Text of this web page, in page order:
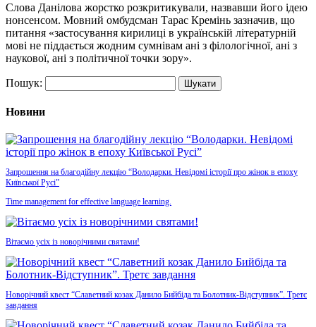
Слова Данілова жорстко розкритикували, назвавши його ідею
нонсенсом. Мовний омбудсман Тарас Кремінь зазначив, що
питання «застосування кирилиці в українській літературній
мові не піддається жодним сумнівам ані з філологічної, ані з
наукової, ані з політичної точки зору».
Пошук:
Новини
Запрошення на благодійну лекцію “Володарки. Невідомі історії про жінок в епоху
Київської Русі”
Time management for effective language learning.
Вітаємо усіх із новорічними святами!
Новорічний квест “Славетний козак Данило Бийбіда та Болотник-Відступник”. Третє
завдання